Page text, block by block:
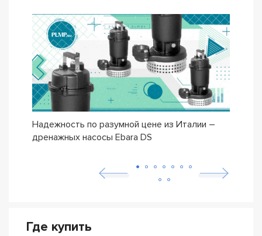
Надежность по разумной цене из Италии –
дренажных насосы Ebara DS
Где купить